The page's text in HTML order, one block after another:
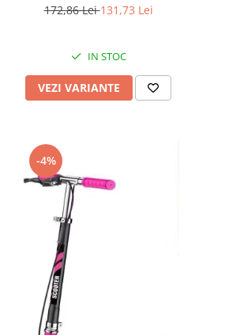
172,86 Lei131,73 Lei
IN STOC
VEZI VARIANTE
-4%